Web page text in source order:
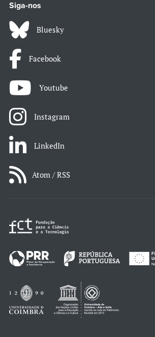
Siga-nos
Bluesky
Facebook
Youtube
Instagram
LinkedIn
Atom / RSS